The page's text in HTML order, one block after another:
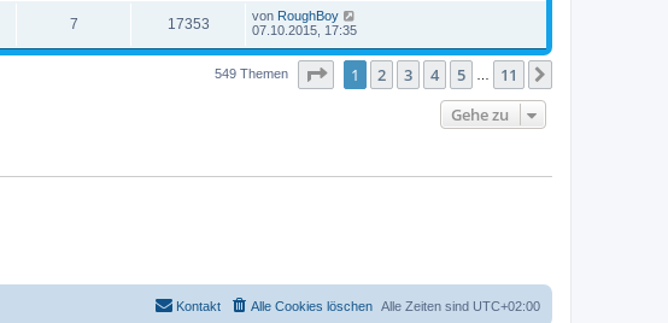
7 17353 von RoughBoy
07.10.2015, 17:35
549 Themen Seite von11
1 2 3 4 5 11
Gehe zu
Alle Zeiten sind UTC+02:00
Alle Cookies löschen
Kontakt